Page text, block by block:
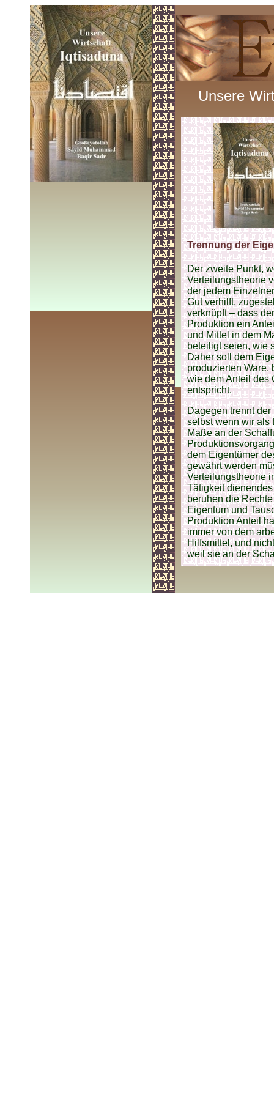
Unsere
Trennung der
Der zweite Punkt,
Verteilungstheorie
der jedem
Gut verhilft,
verknüpft – dass
Produktion ein
und Mittel in dem
beteiligt seien, wie
Daher soll dem
produzierten Ware,
wie dem Anteil des
entspricht.
Dagegen trennt
selbst wenn wir als
Maße an der
dem Eigentümer
gewährt werden
Verteilungstheorie
Tätigkeit
beruhen die
Eigentum und
Produktion Anteil
immer von dem
Hilfsmittel, und
weil sie an der